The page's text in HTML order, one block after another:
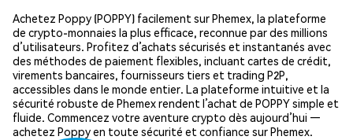
Achetez Poppy (POPPY) facilement sur Phemex, la plateforme
de crypto-monnaies la plus efficace, reconnue par des millions
d’utilisateurs. Profitez d’achats sécurisés et instantanés avec
des méthodes de paiement flexibles, incluant cartes de crédit,
virements bancaires, fournisseurs tiers et trading P2P,
accessibles dans le monde entier. La plateforme intuitive et la
sécurité robuste de Phemex rendent l’achat de POPPY simple et
fluide. Commencez votre aventure crypto dès aujourd’hui —
achetez Poppy en toute sécurité et confiance sur Phemex.